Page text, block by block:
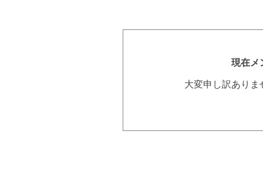
現在メ
大変申し訳あり